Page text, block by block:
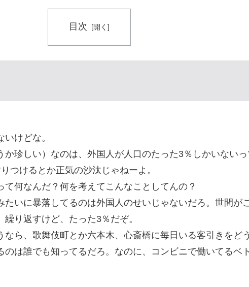
目次
けどな。
か珍しい）なのは、外国人が人口のたった3％しかいないっ
つけるとか正気の沙汰じゃねーよ。
何なんだ？何を考えてこんなことしてんの？
たいに暴落してるのは外国人のせいじゃないだろ。世間が
り返すけど、たった3％だぞ。
なら、歌舞伎町とか六本木、心斎橋に毎日いる客引きをど
のは誰でも知ってるだろ。なのに、コンビニで働いてるベ